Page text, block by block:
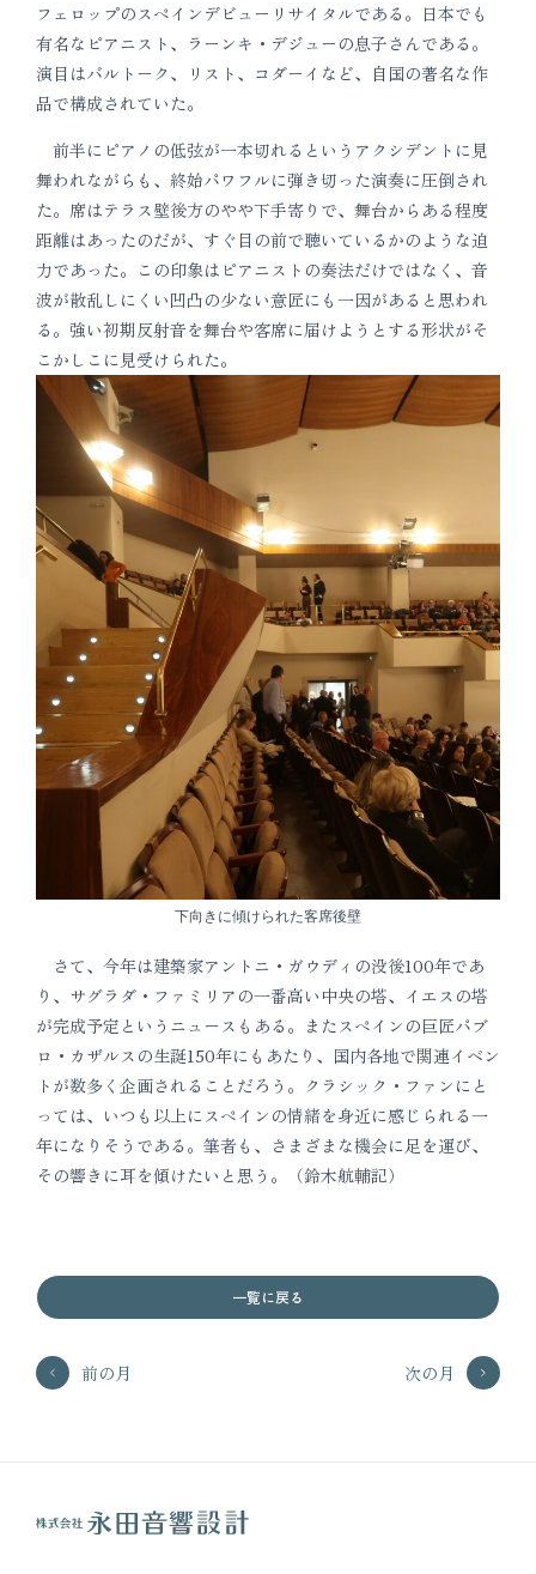
フェロップのスペインデビューリサイタルである。日本でも
有名なピアニスト、ラーンキ・デジューの息子さんである。
演目はバルトーク、リスト、コダーイなど、自国の著名な作
品で構成されていた。
前半にピアノの低弦が一本切れるというアクシデントに見
舞われながらも、終始パワフルに弾き切った演奏に圧倒され
た。席はテラス壁後方のやや下手寄りで、舞台からある程度
距離はあったのだが、すぐ目の前で聴いているかのような迫
力であった。この印象はピアニストの奏法だけではなく、音
波が散乱しにくい凹凸の少ない意匠にも一因があると思われ
る。強い初期反射音を舞台や客席に届けようとする形状がそ
こかしこに見受けられた。
下向きに傾けられた客席後壁
さて、今年は建築家アントニ・ガウディの没後100年であ
り、サグラダ・ファミリアの一番高い中央の塔、イエスの塔
が完成予定というニュースもある。またスペインの巨匠パブ
ロ・カザルスの生誕150年にもあたり、国内各地で関連イベン
トが数多く企画されることだろう。クラシック・ファンにと
っては、いつも以上にスペインの情緒を身近に感じられる一
年になりそうである。筆者も、さまざまな機会に足を運び、
その響きに耳を傾けたいと思う。（鈴木航輔記）
前の月
一覧に戻る
次の月